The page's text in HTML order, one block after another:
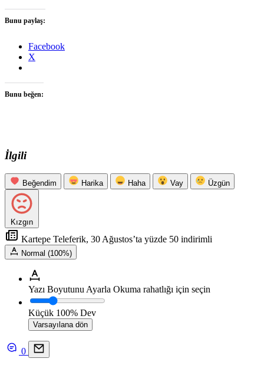
Bunu paylaş:
Facebook
X
Bunu beğen:
İlgili
Beğendim Harika Haha Vay Üzgün
Kızgın
Kartepe Teleferik, 30 Ağustos’ta yüzde 50 indirimli
Normal (100%)
Yazı Boyutunu Ayarla Okuma rahatlığı için seçin
Küçük 100% Dev
Varsayılana dön
0